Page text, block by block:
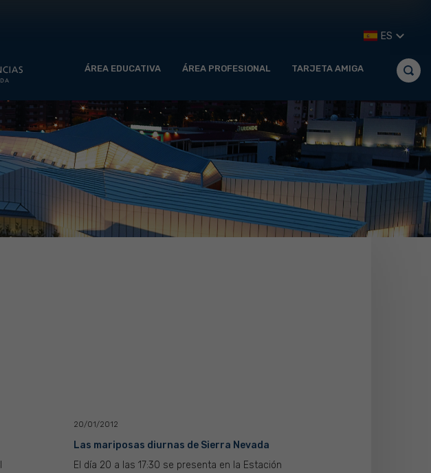
ÁREA EDUCATIVA ÁREA PROFESIONAL TARJETA AMIGA
ES
20/01/2012
Las mariposas diurnas de Sierra Nevada
El día 20 a las 17:30 se presenta en la Estación